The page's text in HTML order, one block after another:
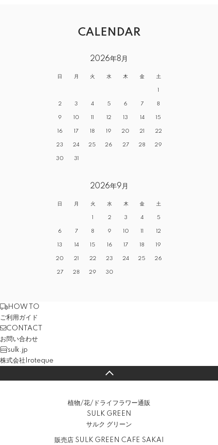
CALENDAR
2026年8月
日 月 火 水 木 金 土
1
2 3 4 5 6 7 8
9 10 11 12 13 14 15
16 17 18 19 20 21 22
23 24 25 26 27 28 29
30 31
2026年9月
日 月 火 水 木 金 土
1 2 3 4 5
6 7 8 9 10 11 12
13 14 15 16 17 18 19
20 21 22 23 24 25 26
27 28 29 30
HOW TO
ご利用ガイド
CONTACT
お問い合わせ
sulk.jp
株式会社Iroteque
植物/花/ドライフラワー通販
SULK GREEN
サルク グリーン
販売店 SULK GREEN CAFE SAKAI